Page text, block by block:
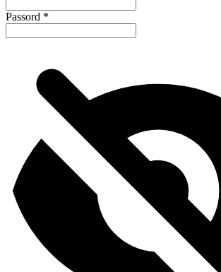
Passord *